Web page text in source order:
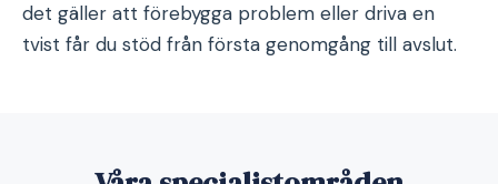
det gäller att förebygga problem eller driva en
tvist får du stöd från första genomgång till avslut.